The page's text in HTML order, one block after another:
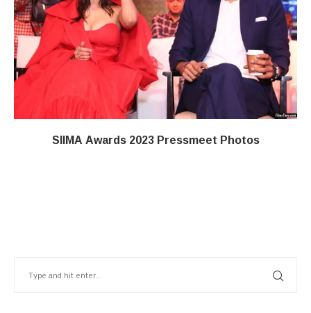
SIIMA Awards 2023 Pressmeet Photos